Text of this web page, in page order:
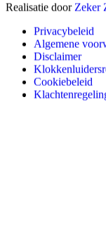
Realisatie door Zeker
Privacybeleid
Algemene
Disclaimer
Cookiebeleid